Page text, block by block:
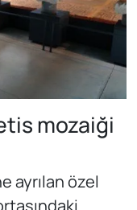
mozaiği
ayrılan özel